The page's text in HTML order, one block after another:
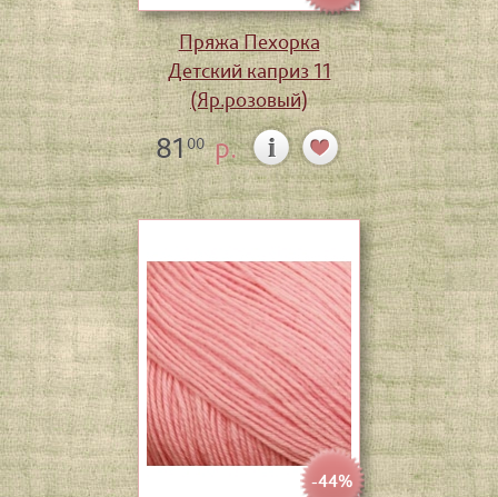
Пряжа Пехорка
Детский каприз 11
(Яр.розовый)
8100р.
-44%